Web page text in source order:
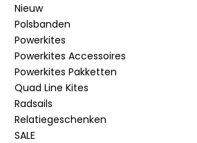
Nieuw
Polsbanden
Powerkites
Powerkites Accessoires
Powerkites Pakketten
Quad Line Kites
Radsails
Relatiegeschenken
SALE